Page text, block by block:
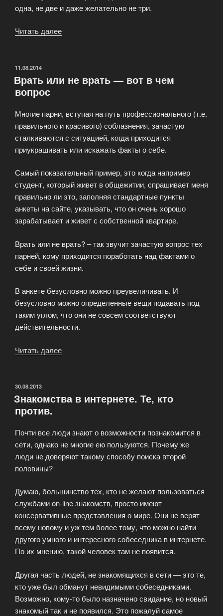
одна, не две и даже желательно не три.
Читать далее
знакомств.»
ОПУБЛИКОВАНО
11.08.2014
Врать или не врать — вот в чем
вопрос
Многие парни, вступая на путь профессионального (т.е.
правильного и красивого) соблазнения, зачастую
сталкиваются с ситуацией, когда приходится
приукрашивать или искажать факты о себе.
Самый показательный пример, это когда например
студент, который живет в общежитии, спрашивает меня
правильно ли это, заполняя стандартные пункты
анкеты на сайте, указывать, что он очень хорошо
зарабатывает и живет с собственной квартире.
Врать или не врать? – так звучит зачастую вопрос тех
парней, кому приходится поработать над фактами о
себе и своей жизни.
В анкете безусловно можно преувеличивать. И
безусловно можно определенные вещи подавать под
таким углом, что они не совсем соответствуют
действительности.
Читать далее
—
чем
вопрос»
ОПУБЛИКОВАНО
30.08.2013
Знакомства в интернете. Те, кто
против.
Почти все люди знают о возможности познакомится в
сети, однако не многие ею пользуются. Почему же
люди не доверяют такому способу поиска второй
половины?
Думаю, большинство тех, кто не желают пользоваться
службами on-line знакомств, просто имеют
консервативные представления о мире. Они не верят
всему новому и уж тем более тому, что можно найти
другого умного и интересного собеседника в интернете.
По их мнению, такой человек там не появится.
Другая часть людей, не знакомящихся в сети — это те,
кто уже был обманут невидимыми собеседниками.
Возможно, кому-то было назначено свидание, но новый
знакомый так и не появился. Это пожалуй самое